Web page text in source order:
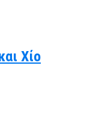
Χίο